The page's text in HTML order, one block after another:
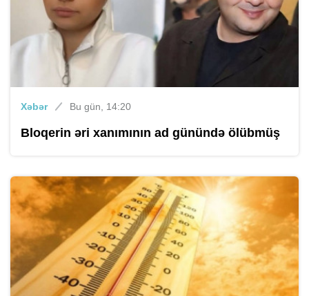
Xəbər Bu gün, 14:20
Bloqerin əri xanımının ad günündə ölübmüş